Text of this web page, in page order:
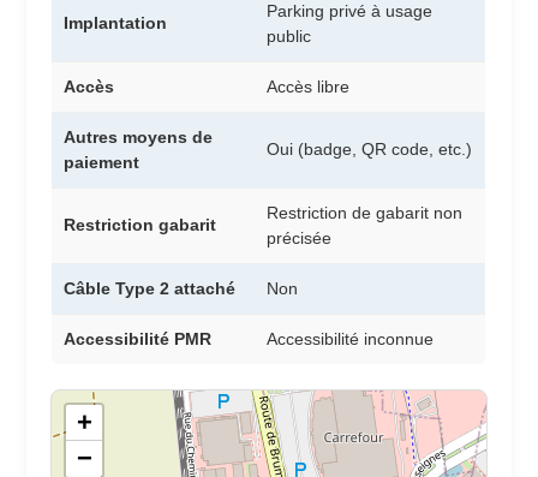
Implantation
Parking privé à usage
public
Accès Accès libre
Autres moyens de
paiement
Oui (badge, QR code, etc.)
Restriction gabarit
Restriction de gabarit non
précisée
Câble Type 2 attaché Non
Accessibilité PMR Accessibilité inconnue
+
−